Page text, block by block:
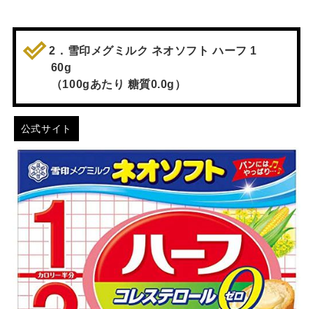
2．雪印メグミルク ネオソフト ハーフ 1
60g
（100gあたり 糖質0.0g）
公式サイト